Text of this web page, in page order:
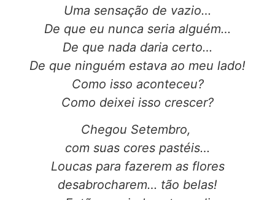
Uma sensação de vazio…
De que eu nunca seria alguém…
De que nada daria certo…
De que ninguém estava ao meu lado!
Como isso aconteceu?
Como deixei isso crescer?
Chegou Setembro,
com suas cores pastéis…
Loucas para fazerem as flores
desabrocharem… tão belas!